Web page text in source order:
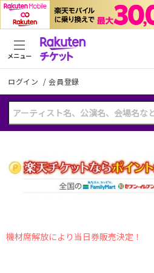
ログイン /会員登録
メニュー
機材席解放により当日券販売決定！